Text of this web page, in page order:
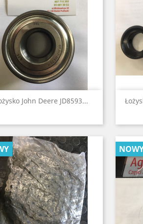
John Deere JD8593...
Szybki podgląd